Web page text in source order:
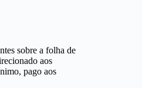
sobre a folha de
aos
pago aos